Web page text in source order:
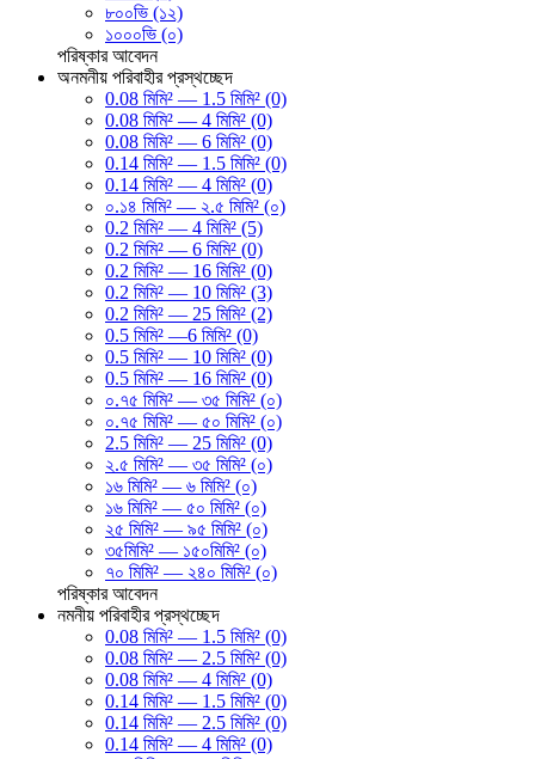
৮০০ভি (১২)
১০০০ভি (০)
পরিষ্কার আবেদন
অনমনীয় পরিবাহীর প্রস্থচ্ছেদ
0.08 মিমি² — 1.5 মিমি² (0)
0.08 মিমি² — 4 মিমি² (0)
0.08 মিমি² — 6 মিমি² (0)
0.14 মিমি² — 1.5 মিমি² (0)
0.14 মিমি² — 4 মিমি² (0)
০.১৪ মিমি² — ২.৫ মিমি² (০)
0.2 মিমি² — 4 মিমি² (5)
0.2 মিমি² — 6 মিমি² (0)
0.2 মিমি² — 16 মিমি² (0)
0.2 মিমি² — 10 মিমি² (3)
0.2 মিমি² — 25 মিমি² (2)
0.5 মিমি² —6 মিমি² (0)
0.5 মিমি² — 10 মিমি² (0)
0.5 মিমি² — 16 মিমি² (0)
০.৭৫ মিমি² — ৩৫ মিমি² (০)
০.৭৫ মিমি² — ৫০ মিমি² (০)
2.5 মিমি² — 25 মিমি² (0)
২.৫ মিমি² — ৩৫ মিমি² (০)
১৬ মিমি² — ৬ মিমি² (০)
১৬ মিমি² — ৫০ মিমি² (০)
২৫ মিমি² — ৯৫ মিমি² (০)
৩৫মিমি² — ১৫০মিমি² (০)
৭০ মিমি² — ২৪০ মিমি² (০)
পরিষ্কার আবেদন
নমনীয় পরিবাহীর প্রস্থচ্ছেদ
0.08 মিমি² — 1.5 মিমি² (0)
0.08 মিমি² — 2.5 মিমি² (0)
0.08 মিমি² — 4 মিমি² (0)
0.14 মিমি² — 1.5 মিমি² (0)
0.14 মিমি² — 2.5 মিমি² (0)
0.14 মিমি² — 4 মিমি² (0)